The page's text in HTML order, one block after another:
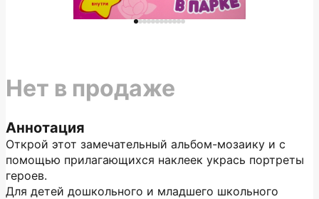
Аннотация
Открой этот замечательный альбом-мозаику и с
помощью прилагающихся наклеек укрась портреты
героев.
Для детей дошкольного и младшего школьного
Нет в продаже